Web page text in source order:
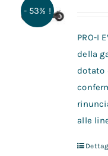
- 53% !
PRO-I
della
dotato
alle